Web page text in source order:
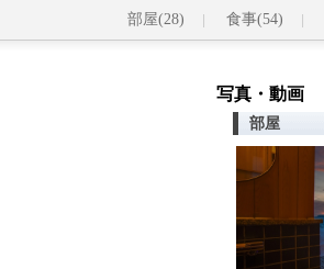
部屋(28) 食事(54)
写真・動画
部屋